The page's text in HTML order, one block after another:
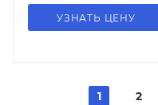
УЗНАТЬ ЦЕНУ
1 2